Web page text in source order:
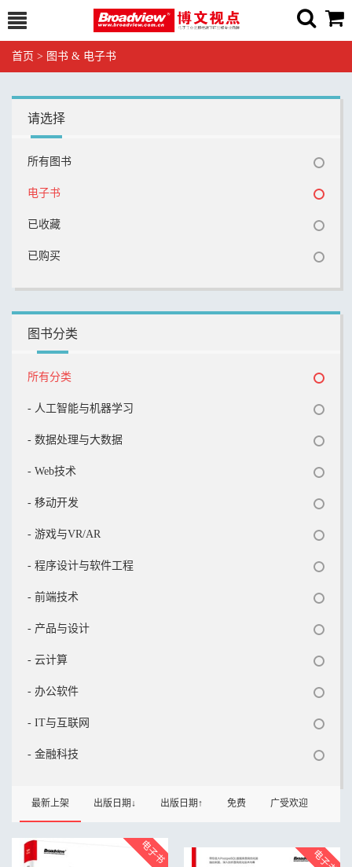
首页 > 图书 & 电子书
请选择
所有图书
电子书
已收藏
已购买
图书分类
所有分类
- 人工智能与机器学习
- 数据处理与大数据
- Web技术
- 移动开发
- 游戏与VR/AR
- 程序设计与软件工程
- 前端技术
- 产品与设计
- 云计算
- 办公软件
- IT与互联网
- 金融科技
最新上架 出版日期↓ 出版日期↑ 免费 广受欢迎